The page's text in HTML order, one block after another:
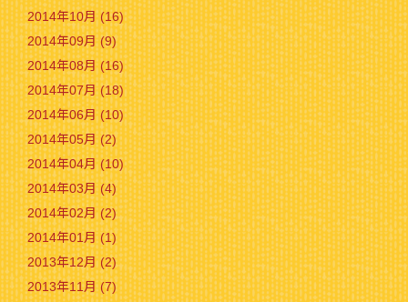
2014年10月 (16)
2014年09月 (9)
2014年08月 (16)
2014年07月 (18)
2014年06月 (10)
2014年05月 (2)
2014年04月 (10)
2014年03月 (4)
2014年02月 (2)
2014年01月 (1)
2013年12月 (2)
2013年11月 (7)